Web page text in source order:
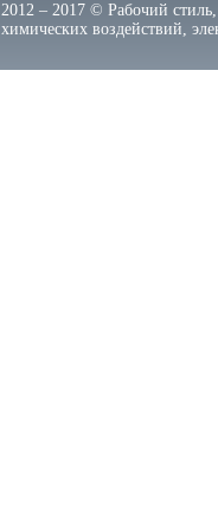
2012 – 2017 © Рабочий
химических воздействий,